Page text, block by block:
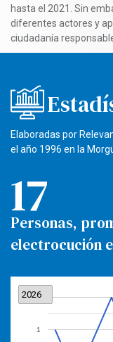
hasta el 2021. Sin
diferentes actores y
ciudadanía
Elaboradas por
el año 1996 en la
17
Personas,
electrocución
2026
1
2